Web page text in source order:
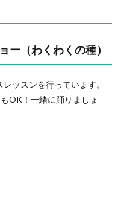
ー（わくわくの種）
ッスンを行っています。
OK！一緒に踊りましょ